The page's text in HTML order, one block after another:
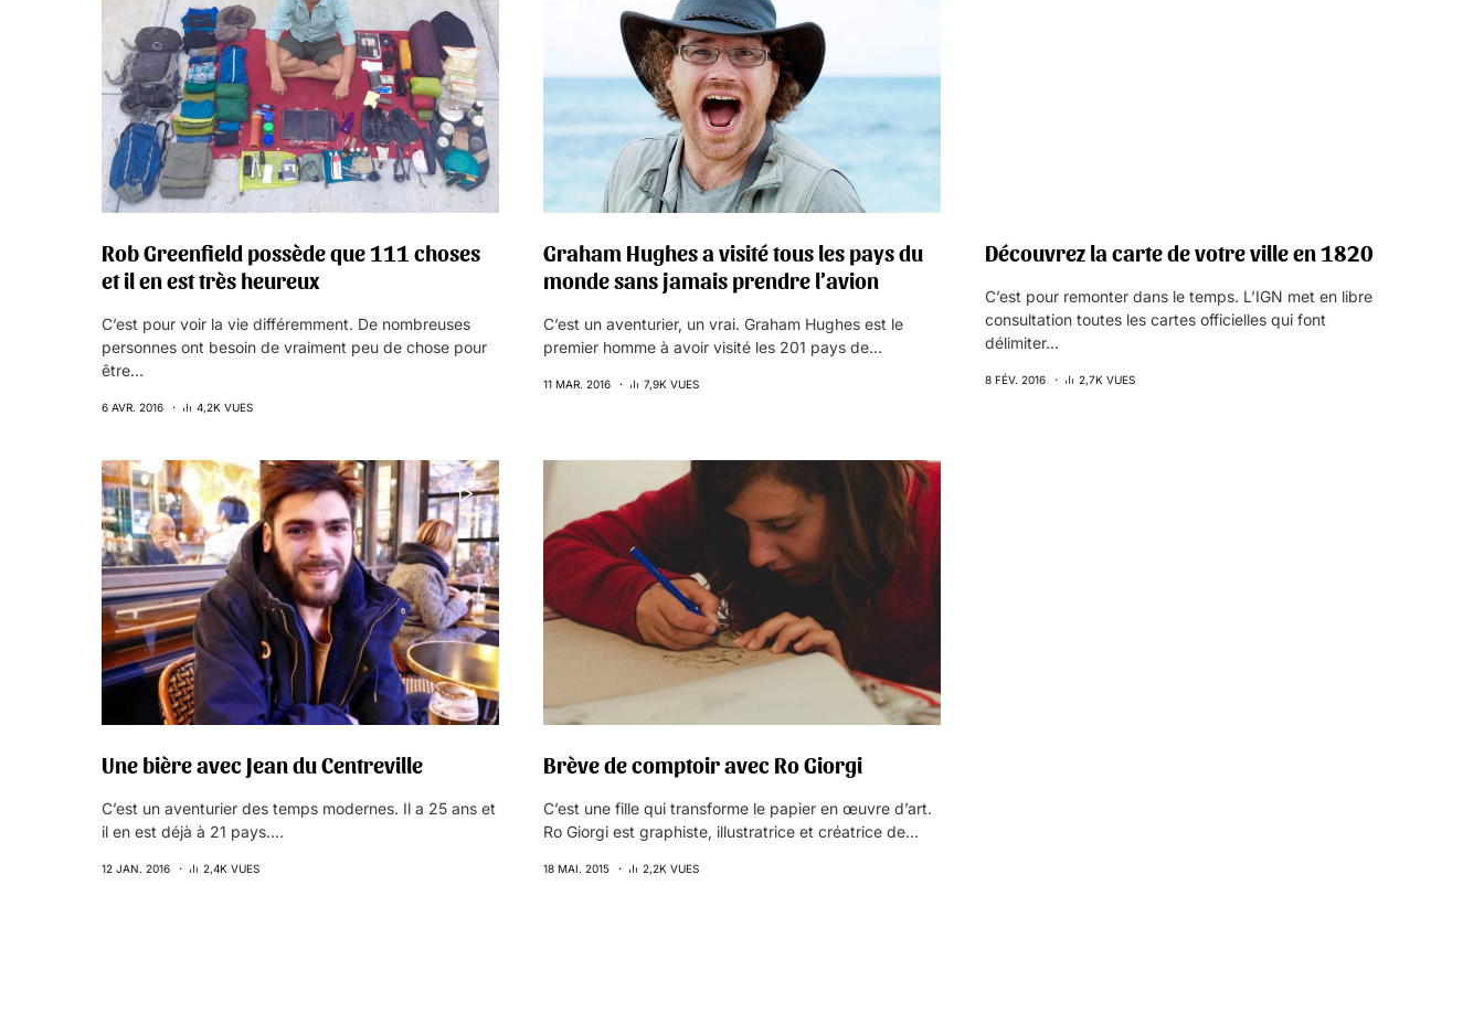
Rob Greenfield possède que 111 choses
et il en est très heureux
C’est pour voir la vie différemment. De nombreuses
personnes ont besoin de vraiment peu de chose pour
être…
6 AVR. 2016 4,2K VUES
Graham Hughes a visité tous les pays du
monde sans jamais prendre l’avion
C’est un aventurier, un vrai. Graham Hughes est le
premier homme à avoir visité les 201 pays de…
11 MAR. 2016 7,9K VUES
Découvrez la carte de votre ville en 1820
C’est pour remonter dans le temps. L’IGN met en libre
consultation toutes les cartes officielles qui font
délimiter…
8 FÉV. 2016 2,7K VUES
Une bière avec Jean du Centreville
C’est un aventurier des temps modernes. Il a 25 ans et
il en est déjà à 21 pays.…
12 JAN. 2016 2,4K VUES
Brève de comptoir avec Ro Giorgi
C’est une fille qui transforme le papier en œuvre d’art.
Ro Giorgi est graphiste, illustratrice et créatrice de…
18 MAI. 2015 2,2K VUES